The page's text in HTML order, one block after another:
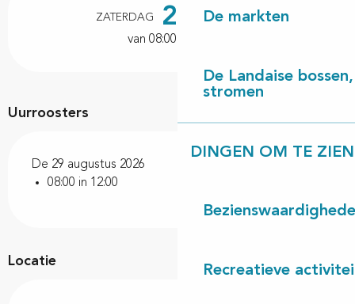
De markten
De Landaise
stromen
DINGEN OM TE
Recreatieve
ZATERDAG 29 AUGUSTUS
van 08:00 tot 12:00
Uurroosters
De 29 augustus 2026
08:00 in 12:00
Locatie